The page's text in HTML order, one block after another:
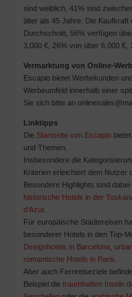
sind weiblich, 41% sind
älter als 45 Jahre. Die Kaufkraft
Durchschnitt, 56% verfügen
3.000 €, 26% von über 6.000 €,
Vermarktung von Online-
Escapio bietet Werbekunden
Werbeumfeld innerhalb einer
Sie sich bitte an
Linktipps
Die Startseite von Escapiobietet
und Themen.
Insbesondere die
Kriterien erleichtert dem Nutzer
Besondere Highlights sind dabei
historische Hotels in der
d’Azur.
Für europäische Städtereisen
besonderer Hotels in den Top-
Designhotels in Barcelona,
romantische Hotels in Paris.
Aber auch Fernreiseziele
Beispiel die traumhaften Inseln